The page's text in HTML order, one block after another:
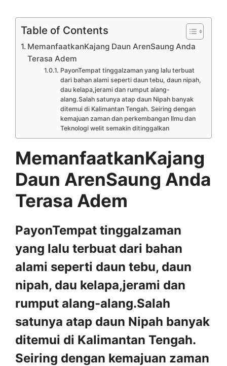
Table of Contents
MemanfaatkanKajang Daun ArenSaung Anda
Terasa Adem
PayonTempat tinggalzaman yang lalu terbuat
dari bahan alami seperti daun tebu, daun nipah,
dau kelapa,jerami dan rumput alang-
alang.Salah satunya atap daun Nipah banyak
ditemui di Kalimantan Tengah. Seiring dengan
kemajuan zaman dan perkembangan Ilmu dan
Teknologi welit semakin ditinggalkan
MemanfaatkanKajang
Daun ArenSaung Anda
Terasa Adem
PayonTempat tinggalzaman
yang lalu terbuat dari bahan
alami seperti daun tebu, daun
nipah, dau kelapa,jerami dan
rumput alang-alang.Salah
satunya atap daun Nipah banyak
ditemui di Kalimantan Tengah.
Seiring dengan kemajuan zaman